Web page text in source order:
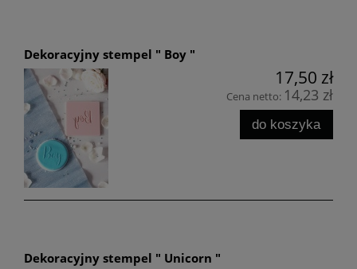
Dekoracyjny stempel " Boy "
17,50 zł
Cena netto: 14,23 zł
do koszyka
Dekoracyjny stempel " Unicorn "